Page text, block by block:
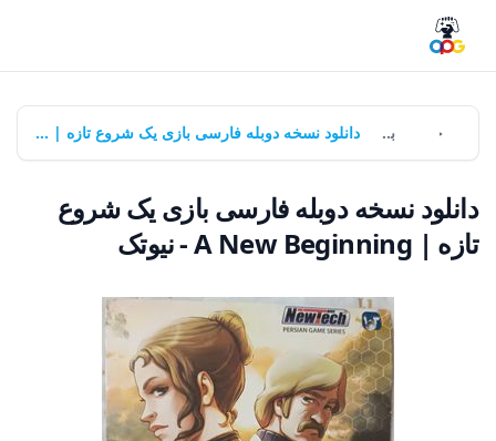
بازی‌ها دانلود نسخه دوبله فارسی بازی یک شروع تازه | A New Beginning - نیوتک
دانلود نسخه دوبله فارسی بازی یک شروع
تازه | A New Beginning - نیوتک